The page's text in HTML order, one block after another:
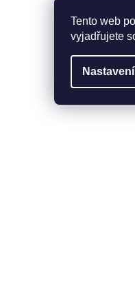
Tento web
vyjadřujete
Nastavení